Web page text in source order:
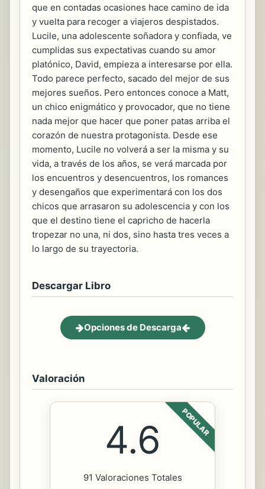
que en contadas ocasiones hace camino de ida
y vuelta para recoger a viajeros despistados.
Lucile, una adolescente soñadora y confiada, ve
cumplidas sus expectativas cuando su amor
platónico, David, empieza a interesarse por ella.
Todo parece perfecto, sacado del mejor de sus
mejores sueños. Pero entonces conoce a Matt,
un chico enigmático y provocador, que no tiene
nada mejor que hacer que poner patas arriba el
corazón de nuestra protagonista. Desde ese
momento, Lucile no volverá a ser la misma y su
vida, a través de los años, se verá marcada por
los encuentros y desencuentros, los romances
y desengaños que experimentará con los dos
chicos que arrasaron su adolescencia y con los
que el destino tiene el capricho de hacerla
tropezar no una, ni dos, sino hasta tres veces a
lo largo de su trayectoria.
Descargar Libro
Opciones de Descarga
Valoración
POPULAR
4.6
91 Valoraciones Totales